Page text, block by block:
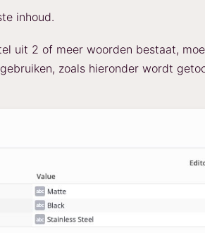
inhoud.
uit 2 of meer woorden bestaat,
zoals hieronder wordt